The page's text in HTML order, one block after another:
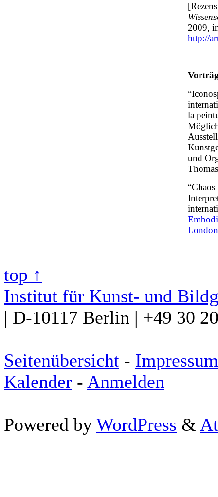
2009,
http://
la
und
London
top ↑
Institut für Kunst- und
| D-10117 Berlin | +49 30
Seitenübersicht - Impressum
Kalender - Anmelden
Powered by WordPress &